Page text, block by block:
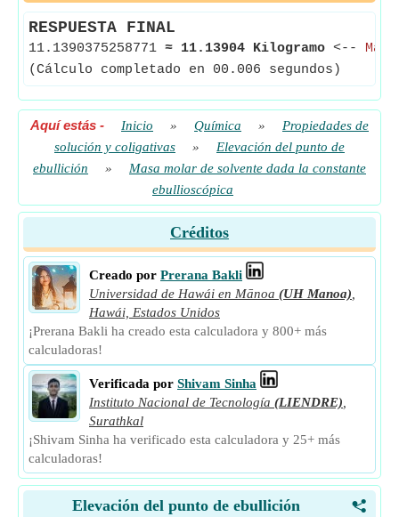
RESPUESTA FINAL
11.1390375258771 ≈ 11.13904 Kilogramo <--
(Cálculo completado en 00.006 segundos)
Aquí estás - Inicio » Química »
Propiedades de
solución y coligativas
»
Elevación del punto de
ebullición
»
Masa molar de solvente dada la constante
ebullioscópica
Créditos
Creado por Prerana Bakli
Universidad de Hawái en Mānoa (UH Manoa)
Hawái, Estados Unidos
¡Prerana Bakli ha creado esta calculadora y 800+ más
calculadoras!
Verificada por Shivam Sinha
Instituto Nacional de Tecnología (LIENDRE)
Surathkal
¡Shivam Sinha ha verificado esta calculadora y 25+ más
calculadoras!
<
Elevación del punto de ebullición